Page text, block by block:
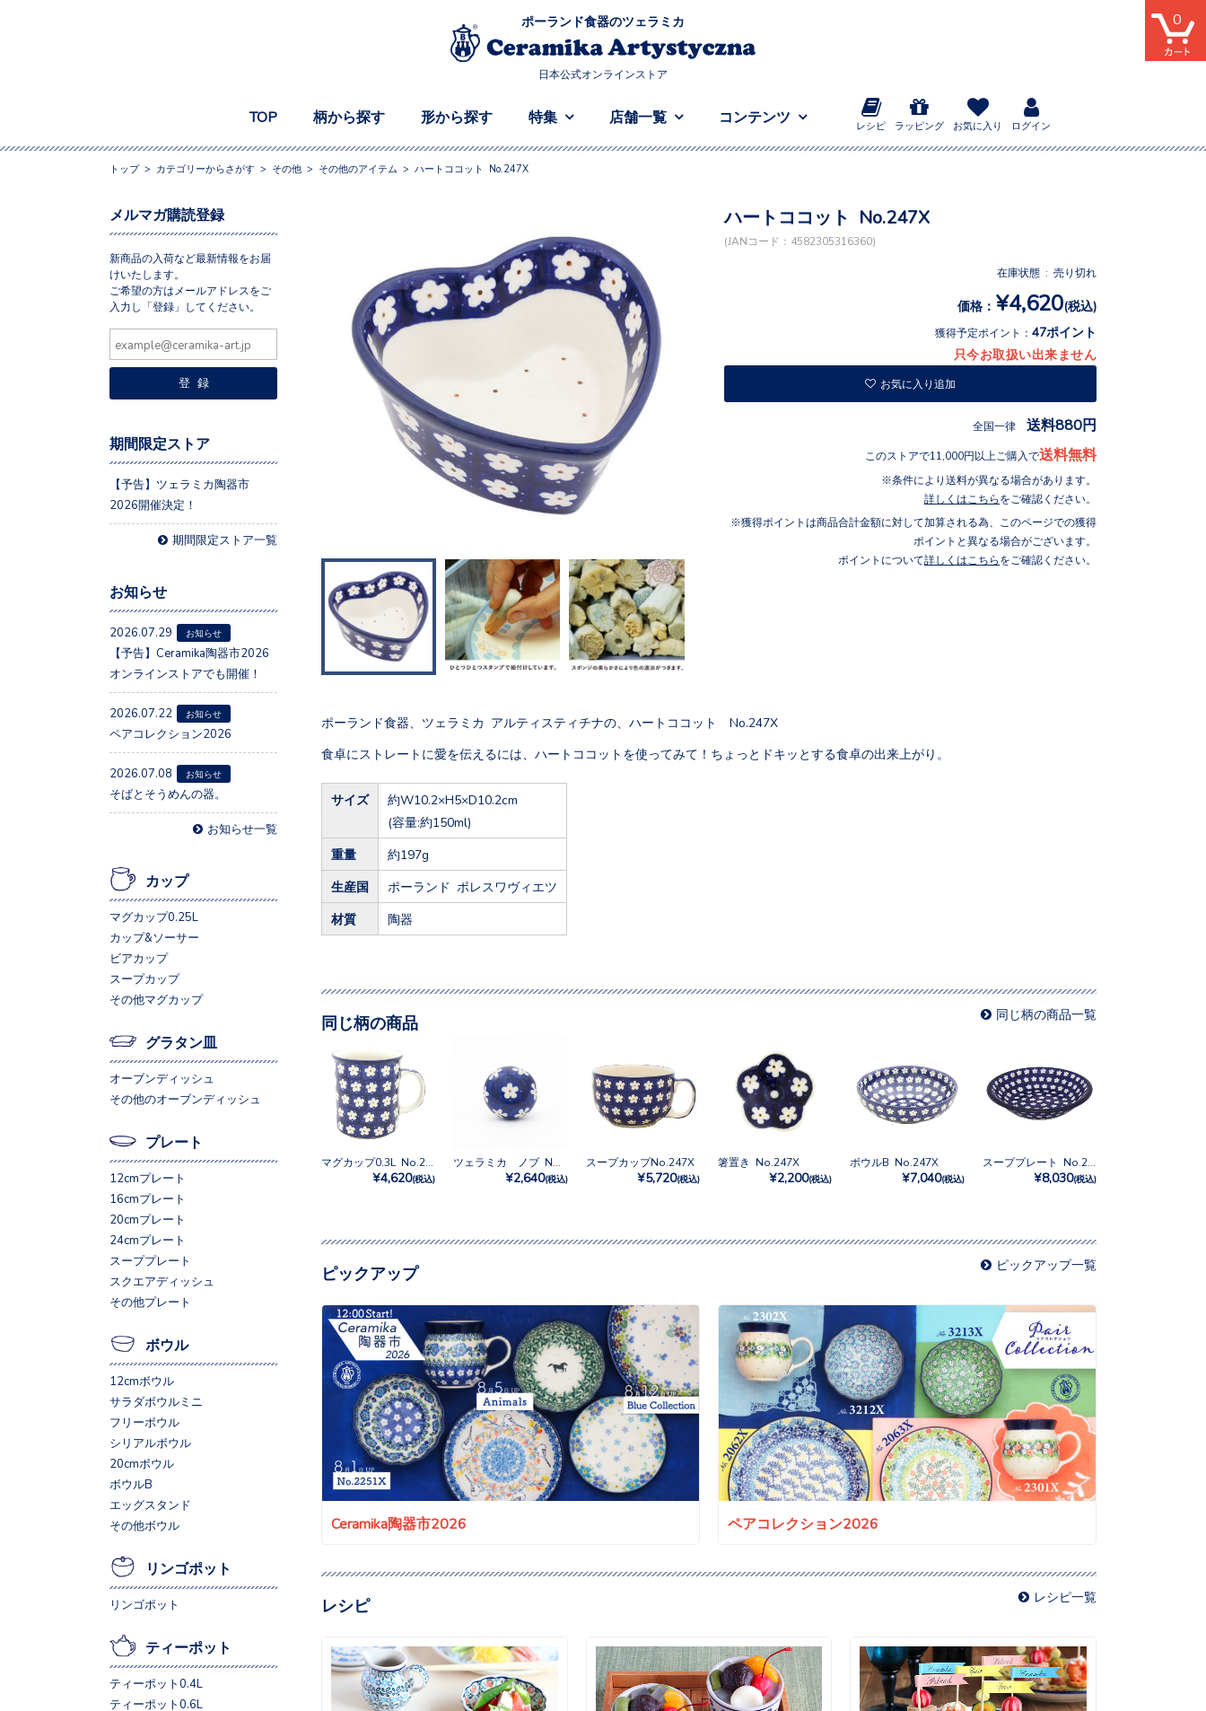
ポーランド食器のツェラミカ
日本公式オンラインストア
TOP 柄から探す 形から探す 特集 店舗一覧 コンテンツ
レシピ ラッピング お気に入り ログイン
0
トップ> カテゴリーからさがす > その他 > その他のアイテム > ハートココット No.247X
ハートココット No.247X
(JANコード：4582305316360)
在庫状態 : 売り切れ
価格： ¥4,620(税込)
獲得予定ポイント： 47ポイント
只今お取扱い出来ません
お気に入り追加
全国一律 送料880円
このストアで11,000円以上ご購入で送料無料
条件により送料が異なる場合があります。
詳しくはこちら をご確認ください。
獲得ポイントは商品合計金額に対して加算される為、このページでの獲得
ポイントと異なる場合がございます。
ポイントについて詳しくはこちら をご確認ください。
ポーランド食器、ツェラミカ アルティスティチナの、ハートココット No.247X
食卓にストレートに愛を伝えるには、ハートココットを使ってみて！ちょっとドキッとする食卓の出来上がり。
サイズ
約W10.2×H5×D10.2cm
(容量:約150ml)
重量 約197g
生産国 ポーランド ボレスワヴィエツ
材質 陶器
同じ柄の商品 同じ柄の商品一覧
¥4,620(税込) ¥2,640(税込)
スープカップNo.247X
¥5,720(税込)
箸置き No.247X
¥2,200(税込)
ボウルB No.247X
¥7,040(税込) ¥8,030(税込)
ピックアップ ピックアップ一覧
Ceramika陶器市2026 ペアコレクション2026
レシピ レシピ一覧
メルマガ購読登録
新商品の入荷など最新情報をお届
けいたします。
ご希望の方はメールアドレスをご
入力し「登録」してください。
期間限定ストア
【予告】ツェラミカ陶器市
2026開催決定！
期間限定ストア一覧
お知らせ
2026.07.29 お知らせ
【予告】Ceramika陶器市2026
オンラインストアでも開催！
2026.07.22 お知らせ
ペアコレクション2026
2026.07.08 お知らせ
そばとそうめんの器。
お知らせ一覧
カップ
マグカップ0.25L
カップ&ソーサー
ビアカップ
スープカップ
その他マグカップ
グラタン皿
オーブンディッシュ
その他のオーブンディッシュ
プレート
12cmプレート
16cmプレート
20cmプレート
24cmプレート
スーププレート
スクエアディッシュ
その他プレート
ボウル
12cmボウル
サラダボウルミニ
フリーボウル
シリアルボウル
20cmボウル
ボウルB
エッグスタンド
その他ボウル
リンゴポット
リンゴポット
ティーポット
ティーポット0.4L
ティーポット0.6L